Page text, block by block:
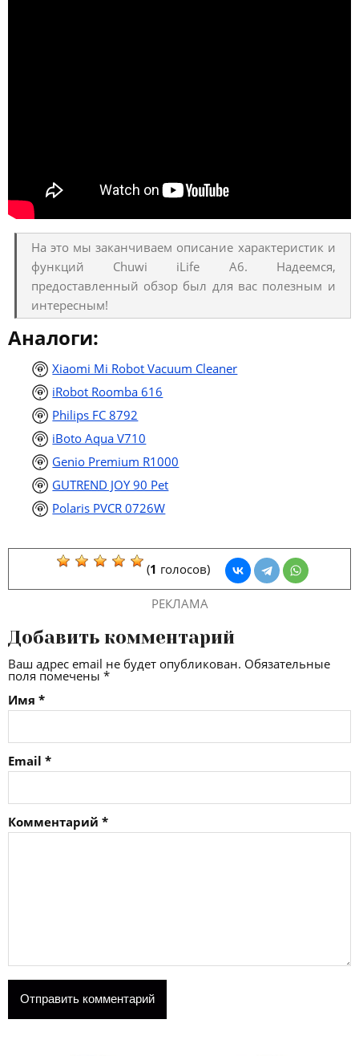
На это мы заканчиваем описание характеристик и
функций Chuwi iLife A6. Надеемся,
предоставленный обзор был для вас полезным и
интересным!
Аналоги:
Xiaomi Mi Robot Vacuum Cleaner
iRobot Roomba 616
Philips FC 8792
iBoto Aqua V710
Genio Premium R1000
GUTREND JOY 90 Pet
Polaris PVCR 0726W
(1 голосов)
РЕКЛАМА
Добавить комментарий
Ваш адрес email не будет опубликован. Обязательные
поля помечены *
Имя *
Email *
Комментарий *